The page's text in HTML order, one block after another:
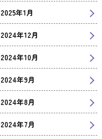
2025年1月
2024年12月
2024年10月
2024年9月
2024年8月
2024年7月